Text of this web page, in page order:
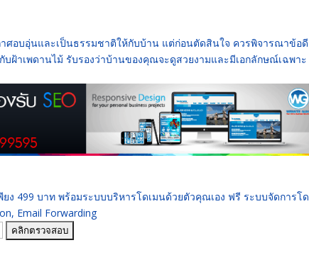
าศอบอุ่นและเป็นธรรมชาติให้กับบ้าน แต่ก่อนตัดสินใจ ควรพิจารณาข้อดี
าเพดานไม้ รับรองว่าบ้านของคุณจะดูสวยงามและมีเอกลักษณ์เฉพาะ
ง 499 บาท พร้อมระบบบริหารโดเมนด้วยตัวคุณเอง ฟรี ระบบจัดการโด
Email Forwarding